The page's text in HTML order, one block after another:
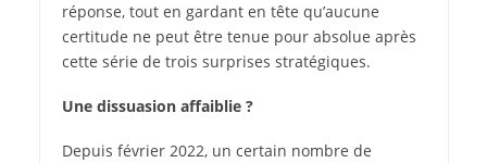
réponse, tout en gardant en tête qu’aucune
certitude ne peut être tenue pour absolue après
cette série de trois surprises stratégiques.
Une dissuasion affaiblie ?
Depuis février 2022, un certain nombre de